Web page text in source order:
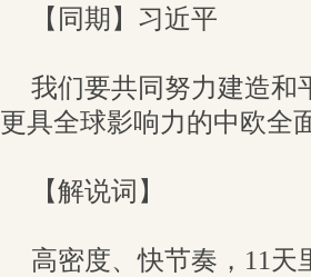
【同期】习近平
我们要共同努力建造和
更具全球影响力的中欧全
【解说词】
高密度、快节奏，11天